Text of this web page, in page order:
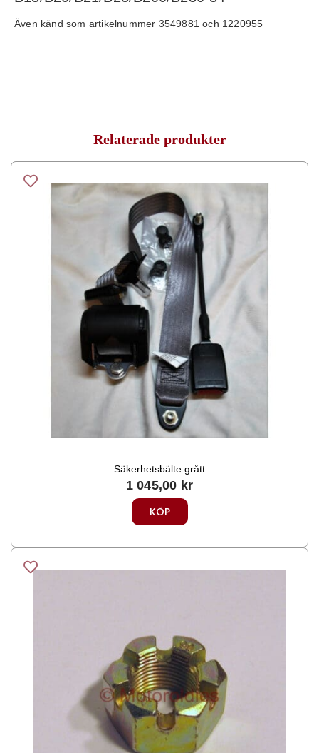
Även känd som artikelnummer 3549881 och 1220955
Relaterade produkter
Säkerhetsbälte grått
1 045,00 kr
KÖP